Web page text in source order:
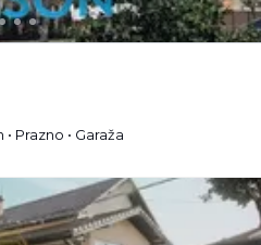
Prazno • Garaža